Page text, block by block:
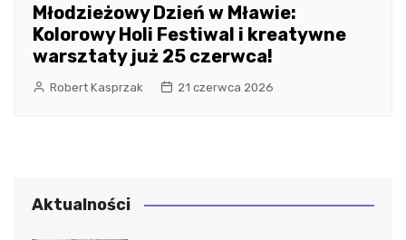
Młodzieżowy Dzień w Mławie:
Kolorowy Holi Festiwal i kreatywne
warsztaty już 25 czerwca!
Robert Kasprzak 21 czerwca 2026
Aktualności